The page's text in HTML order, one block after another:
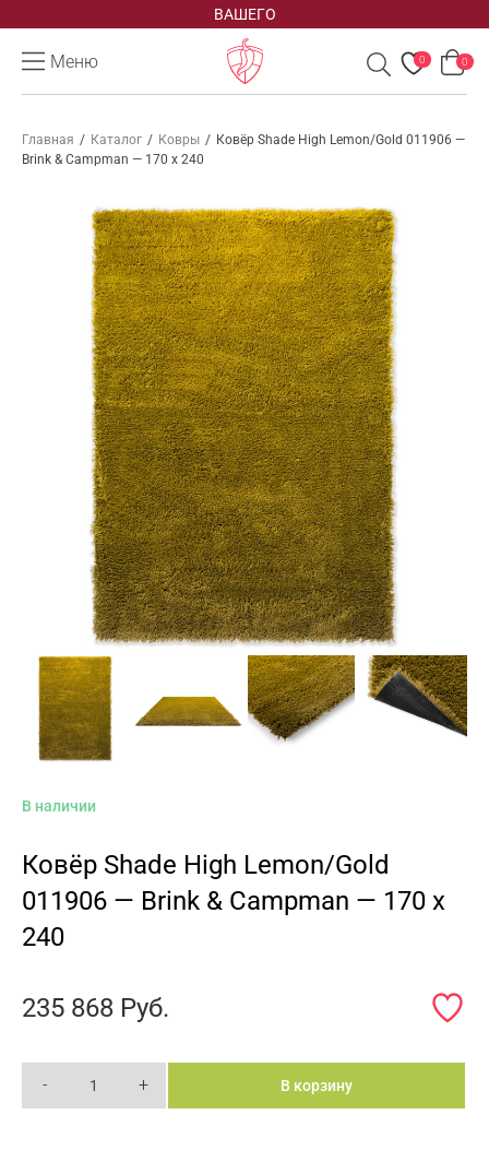
ВАШЕГО
Меню 0 0
Главная / Каталог / Ковры / Ковёр Shade High Lemon/Gold 011906 —
Brink & Campman — 170 x 240
В наличии
Ковёр Shade High Lemon/Gold
011906 — Brink & Campman — 170 x
240
235 868 Руб.
- + В корзину